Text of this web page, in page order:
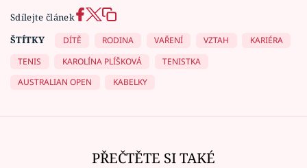
Sdílejte článek
ŠTÍTKY
DÍTĚ RODINA VAŘENÍ VZTAH
KARIÉRA
TENIS
KAROLÍNA PLÍŠKOVÁ
TENISTKA
AUSTRALIAN OPEN
KABELKY
PŘEČTĚTE SI TAKÉ